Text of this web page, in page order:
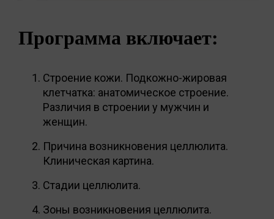
Программа включает:
Строение кожи. Подкожно-жировая
клетчатка: анатомическое строение.
Различия в строении у мужчин и
женщин.
Причина возникновения целлюлита.
Клиническая картина.
Стадии целлюлита.
Зоны возникновения целлюлита.